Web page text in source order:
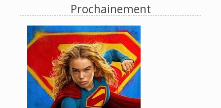
Prochainement